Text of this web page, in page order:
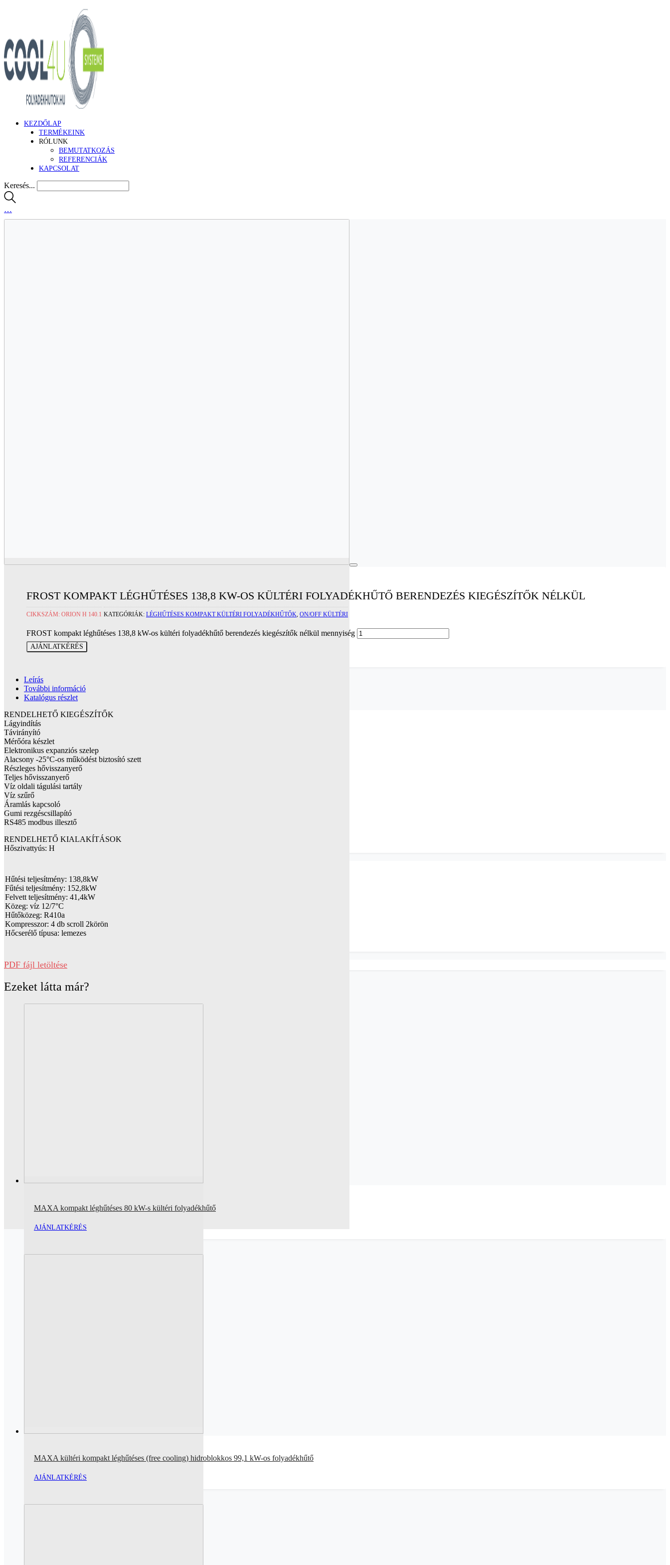
KEZDŐLAP
TERMÉKEINK
RÓLUNK
BEMUTATKOZÁS
REFERENCIÁK
KAPCSOLAT
Keresés...
…
FROST KOMPAKT LÉGHŰTÉSES 138,8 KW-OS KÜLTÉRI FOLYADÉKHŰTŐ BERENDEZÉS KIEGÉSZÍTŐK NÉLKÜL
CIKKSZÁM: ORION H 140.1 KATEGÓRIÁK: LÉGHŰTÉSES KOMPAKT KÜLTÉRI FOLYADÉKHŰTŐK, ON/OFF KÜLTÉRI
FROST kompakt léghűtéses 138,8 kW-os kültéri folyadékhűtő berendezés kiegészítők nélkül mennyiség
AJÁNLATKÉRÉS
Leírás
További információ
Katalógus részlet
RENDELHETŐ KIEGÉSZÍTŐK
Lágyindítás
Távirányító
Mérőóra készlet
Elektronikus expanziós szelep
Alacsony -25°C-os működést biztosító szett
Részleges hővisszanyerő
Teljes hővisszanyerő
Víz oldali tágulási tartály
Víz szűrő
Áramlás kapcsoló
Gumi rezgéscsillapító
RS485 modbus illesztő
RENDELHETŐ KIALAKÍTÁSOK
Hőszivattyús: H
Hűtési teljesítmény: 138,8kW
Fűtési teljesítmény: 152,8kW
Felvett teljesítmény: 41,4kW
Közeg: víz 12/7°C
Hűtőközeg: R410a
Kompresszor: 4 db scroll 2körön
Hőcserélő típusa: lemezes
PDF fájl letöltése
Ezeket látta már?
MAXA kompakt léghűtéses 80 kW-s kültéri folyadékhűtő
AJÁNLATKÉRÉS
MAXA kültéri kompakt léghűtéses (free cooling) hidroblokkos 99,1 kW-os folyadékhűtő
AJÁNLATKÉRÉS